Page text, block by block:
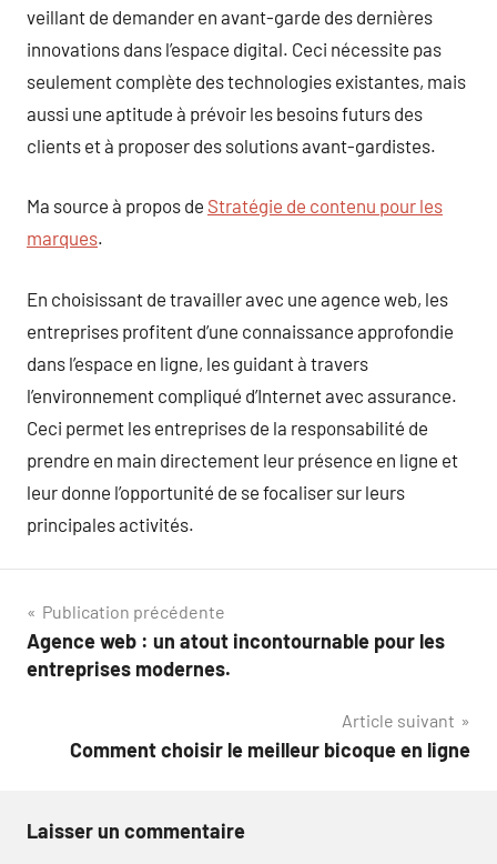
veillant de demander en avant-garde des dernières
innovations dans l’espace digital. Ceci nécessite pas
seulement complète des technologies existantes, mais
aussi une aptitude à prévoir les besoins futurs des
clients et à proposer des solutions avant-gardistes.
Ma source à propos de Stratégie de contenu pour les
marques.
En choisissant de travailler avec une agence web, les
entreprises profitent d’une connaissance approfondie
dans l’espace en ligne, les guidant à travers
l’environnement compliqué d’Internet avec assurance.
Ceci permet les entreprises de la responsabilité de
prendre en main directement leur présence en ligne et
leur donne l’opportunité de se focaliser sur leurs
principales activités.
Navigation
de
Publication précédente
Agence web : un atout incontournable pour les
entreprises modernes.
Article suivant
Comment choisir le meilleur bicoque en ligne
Laisser un commentaire